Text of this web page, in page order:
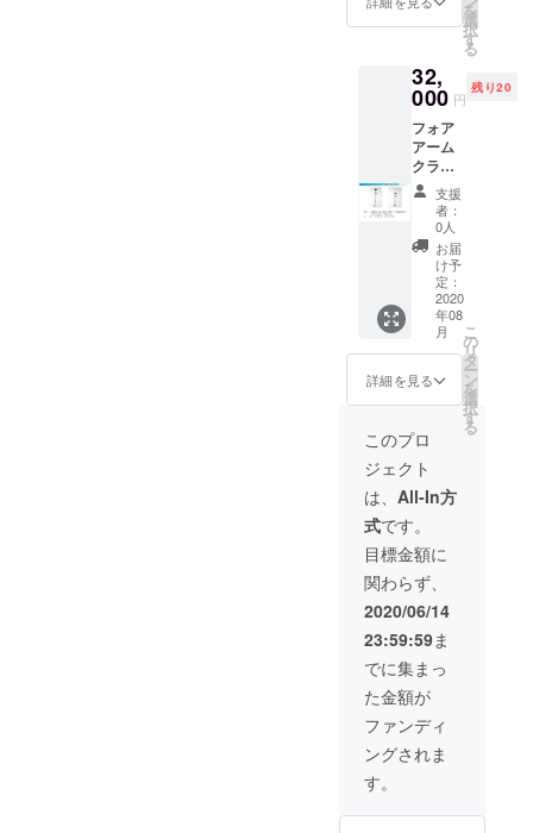
ラー（3
種） グ
ローズ
ゴール
ド ティ
ファ
ニーブ
ルー ※
カ
ラー、
サイズ
により
お届け
が遅れ
る場合
がござ
いま
す。
を
選
択
す
る
32,
000 円
残り20
フォア
アーム
クラッ
チ（2本
組） 定
36,000
円予定
（非課
税）＋
送料 カ
ラー（3
種） グ
レー
ローズ
ゴール
ド ティ
ファ
ニーブ
ルー ※
カラー
により
お届け
が遅く
なる場
合がご
ざいま
す。
支援
者：
0人
お届
け予
定：
2020
年08
月
詳細を見る
こ
の
リ
タ
ー
ン
を
選
択
す
る
このプロ
ジェクト
は、 All-In方
式です。
目標金額に
関わらず、
2020/06/14
23:59:59ま
でに集まっ
た金額が
ファンディ
ングされま
す。